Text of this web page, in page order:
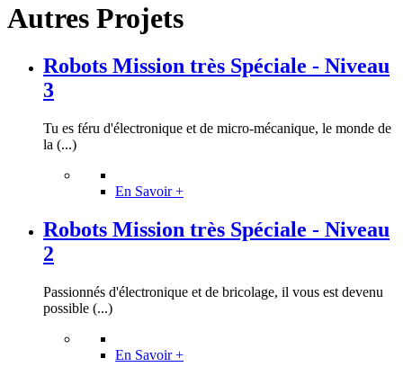
Autres Projets
Robots Mission très Spéciale - Niveau
3
Tu es féru d'électronique et de micro-mécanique, le monde de
la (...)
En Savoir +
Robots Mission très Spéciale - Niveau
2
Passionnés d'électronique et de bricolage, il vous est devenu
possible (...)
En Savoir +